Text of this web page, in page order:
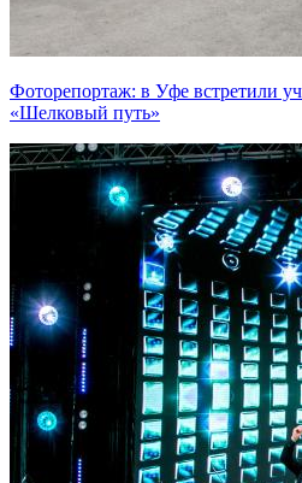
Фоторепортаж: в Уфе встретили
«Шелковый путь»